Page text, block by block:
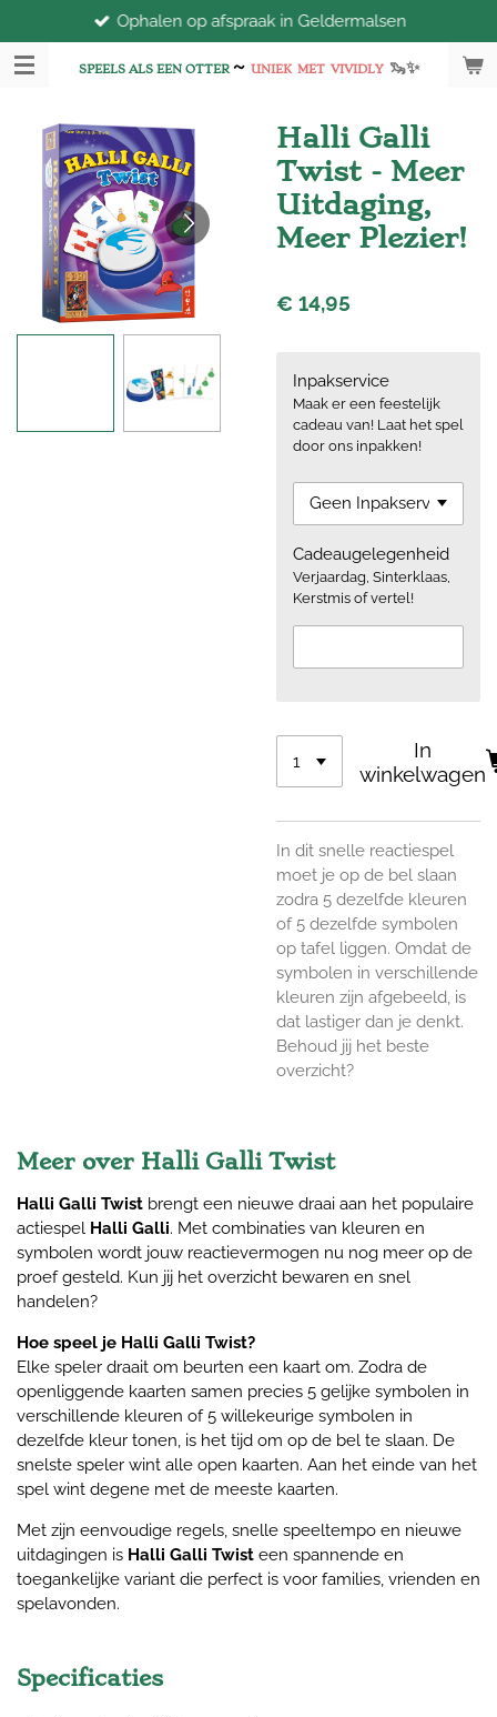
direct
naar
hoofdinhoud
SPEELS ALS EEN OTTER~ UNIEK MET VIVIDLY 🦦✨
Ophalen op afspraak in Geldermalsen
Halli Galli
Twist - Meer
Uitdaging,
Meer Plezier!
€ 14,95
Inpakservice
Maak er een feestelijk
cadeau van! Laat het spel
door ons inpakken!
Cadeaugelegenheid
Verjaardag, Sinterklaas,
Kerstmis of vertel!
In
winkelwagen
In dit snelle reactiespel
moet je op de bel slaan
zodra 5 dezelfde kleuren
of 5 dezelfde symbolen
op tafel liggen. Omdat de
symbolen in verschillende
kleuren zijn afgebeeld, is
dat lastiger dan je denkt.
Behoud jij het beste
overzicht?
Meer over Halli Galli Twist
Halli Galli Twist brengt een nieuwe draai aan het populaire
actiespel Halli Galli. Met combinaties van kleuren en
symbolen wordt jouw reactievermogen nu nog meer op de
proef gesteld. Kun jij het overzicht bewaren en snel
handelen?
Hoe speel je Halli Galli Twist?
Elke speler draait om beurten een kaart om. Zodra de
openliggende kaarten samen precies 5 gelijke symbolen in
verschillende kleuren of 5 willekeurige symbolen in
dezelfde kleur tonen, is het tijd om op de bel te slaan. De
snelste speler wint alle open kaarten. Aan het einde van het
spel wint degene met de meeste kaarten.
Met zijn eenvoudige regels, snelle speeltempo en nieuwe
uitdagingen is Halli Galli Twist een spannende en
toegankelijke variant die perfect is voor families, vrienden en
spelavonden.
Specificaties